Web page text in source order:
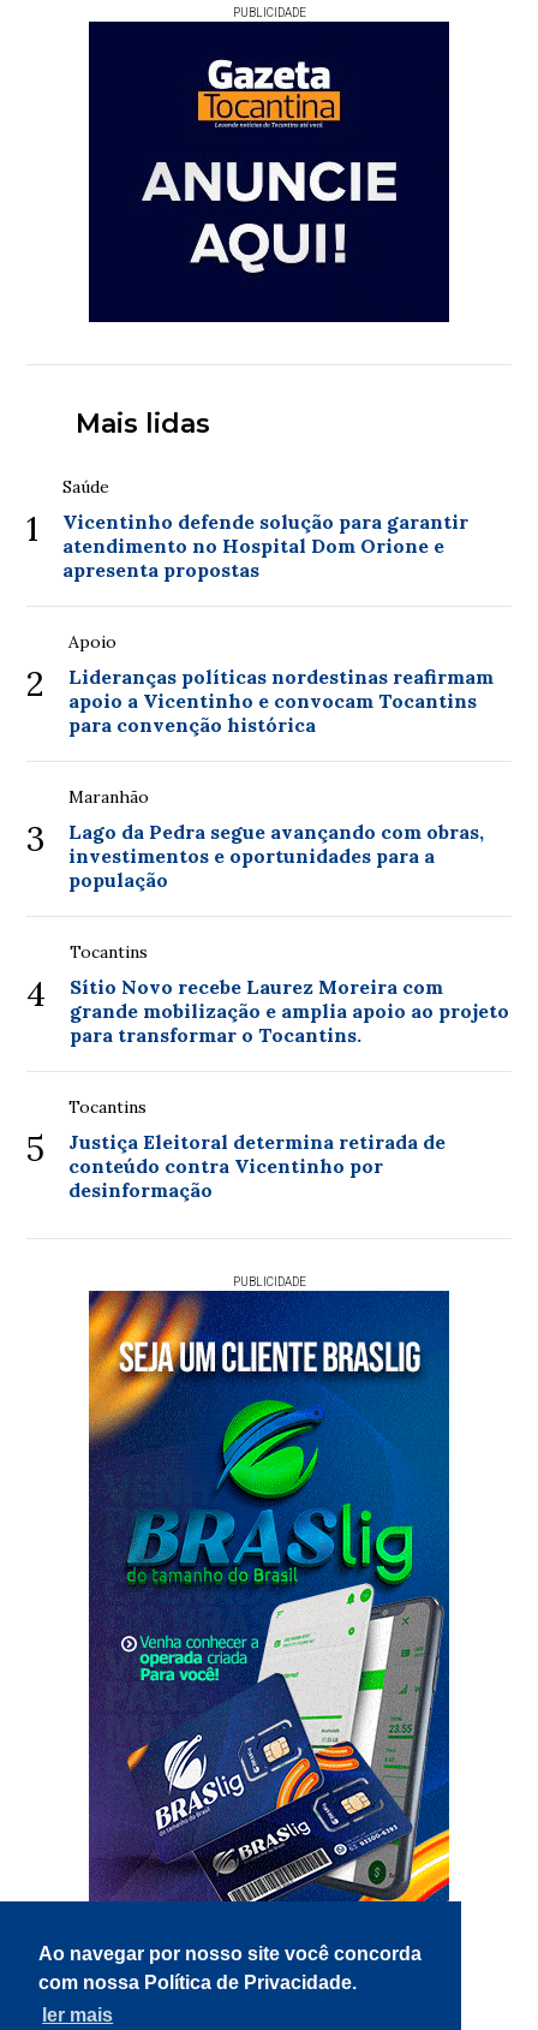
Ao navegar por nosso site você concorda
com nossa Política de Privacidade.
ler mais
PUBLICIDADE
Mais lidas
1
Saúde
Vicentinho defende solução para garantir
atendimento no Hospital Dom Orione e
apresenta propostas
2
Apoio
Lideranças políticas nordestinas reafirmam
apoio a Vicentinho e convocam Tocantins
para convenção histórica
3
Maranhão
Lago da Pedra segue avançando com obras,
investimentos e oportunidades para a
população
4
Tocantins
Sítio Novo recebe Laurez Moreira com
grande mobilização e amplia apoio ao projeto
para transformar o Tocantins.
5
Tocantins
Justiça Eleitoral determina retirada de
conteúdo contra Vicentinho por
desinformação
PUBLICIDADE